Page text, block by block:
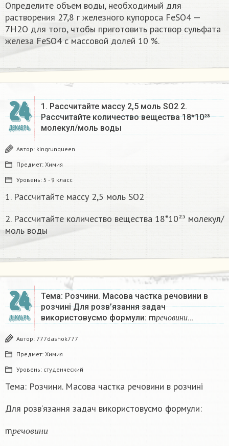
Определите объем воды, необходимый для
растворения 27,8 г железного купороса FeSO4 —
7Н2О для того, чтобы приготовить раствор сульфата
железа FeSO4 с массовой долей 10 %.​
24
ДЕКАБРЬ
1. Рассчитайте массу 2,5 моль SO2 2.
Рассчитайте количество вещества 18*10²³
молекул/моль воды
Автор: kingrunqueen
Предмет: Химия
Уровень: 5 - 9 класс
1. Рассчитайте массу 2,5 моль SO2
2. Рассчитайте количество вещества 18*10²³ молекул/
моль воды
24
ДЕКАБРЬ
Тема: Розчини. Масова частка речовини в
розчині Для розв’язання задач
використовусмо формули: m р е ч о в и н и …
Автор: 777dashok777
Предмет: Химия
Уровень: студенческий
Тема: Розчини. Масова частка речовини в розчині
Для розв’язання задач використовусмо формули:
m р е ч о в и н и